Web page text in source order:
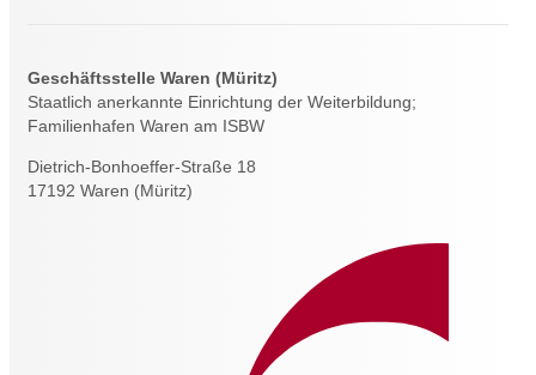
Geschäftsstelle Waren (Müritz)
Staatlich anerkannte Einrichtung der Weiterbildung;
Familienhafen Waren am ISBW
Dietrich-Bonhoeffer-Straße 18
17192 Waren (Müritz)